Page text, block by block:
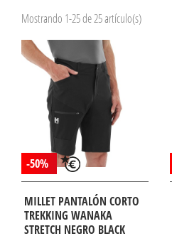
Mostrando 1-25 de 25 artículo(s)
-50%
MILLET PANTALÓN CORTO
TREKKING WANAKA
STRETCH NEGRO BLACK